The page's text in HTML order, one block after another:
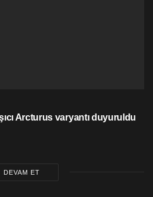
Arcturus varyantı duyuruldu
DEVAM ET